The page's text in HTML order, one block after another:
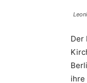
Der
ihre